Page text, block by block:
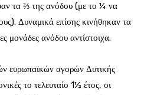
τα ⅔ της ανόδου (με το ¼ να
Δυναμικά επίσης κινήθηκαν τα
μονάδες ανόδου αντίστοιχα.
ευρωπαϊκών αγορών Δυτικής
το τελευταίο 1½ έτος, οι